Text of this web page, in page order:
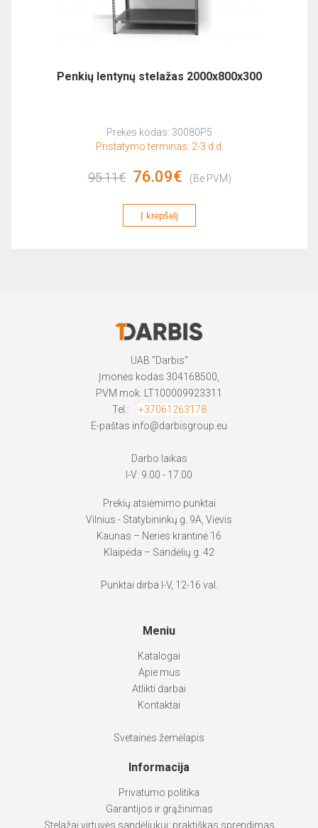
Penkių lentynų stelažas 2000x800x300
Prekės kodas: 30080P5
Pristatymo terminas: 2-3 d.d.
95.11€ 76.09€ (Be PVM)
Į krepšelį
UAB "Darbis"
Įmonės kodas 304168500,
PVM mok. LT100009923311
Tel.:
+37061263178
E-paštas info@darbisgroup.eu
Darbo laikas
I-V: 9.00 - 17.00
Prekių atsiėmimo punktai
Vilnius - Statybininkų g. 9A, Vievis
Kaunas – Neries krantinė 16
Klaipėda – Sandėlių g. 42
Punktai dirba I-V, 12-16 val.
Meniu
Katalogai
Apie mus
Atlikti darbai
Kontaktai
Svetainės žemėlapis
Informacija
Privatumo politika
Garantijos ir grąžinimas
Stelažai virtuvės sandėliukui: praktiškas sprendimas